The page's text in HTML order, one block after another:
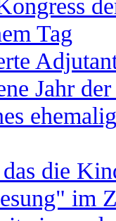
Tag
Jahr
die
im